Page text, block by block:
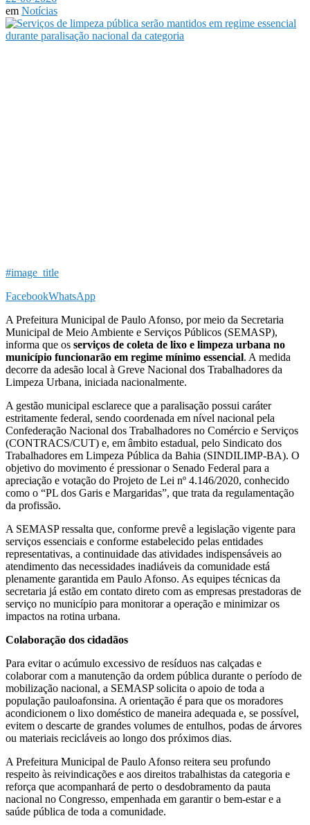
em Notícias
#image_title
FacebookWhatsApp
A Prefeitura Municipal de Paulo Afonso, por meio da Secretaria
Municipal de Meio Ambiente e Serviços Públicos (SEMASP),
informa que os serviços de coleta de lixo e limpeza urbana no
município funcionarão em regime mínimo essencial. A medida
decorre da adesão local à Greve Nacional dos Trabalhadores da
Limpeza Urbana, iniciada nacionalmente.
A gestão municipal esclarece que a paralisação possui caráter
estritamente federal, sendo coordenada em nível nacional pela
Confederação Nacional dos Trabalhadores no Comércio e Serviços
(CONTRACS/CUT) e, em âmbito estadual, pelo Sindicato dos
Trabalhadores em Limpeza Pública da Bahia (SINDILIMP-BA). O
objetivo do movimento é pressionar o Senado Federal para a
apreciação e votação do Projeto de Lei nº 4.146/2020, conhecido
como o “PL dos Garis e Margaridas”, que trata da regulamentação
da profissão.
A SEMASP ressalta que, conforme prevê a legislação vigente para
serviços essenciais e conforme estabelecido pelas entidades
representativas, a continuidade das atividades indispensáveis ao
atendimento das necessidades inadiáveis da comunidade está
plenamente garantida em Paulo Afonso. As equipes técnicas da
secretaria já estão em contato direto com as empresas prestadoras de
serviço no município para monitorar a operação e minimizar os
impactos na rotina urbana.
Colaboração dos cidadãos
Para evitar o acúmulo excessivo de resíduos nas calçadas e
colaborar com a manutenção da ordem pública durante o período de
mobilização nacional, a SEMASP solicita o apoio de toda a
população pauloafonsina. A orientação é para que os moradores
acondicionem o lixo doméstico de maneira adequada e, se possível,
evitem o descarte de grandes volumes de entulhos, podas de árvores
ou materiais recicláveis ao longo dos próximos dias.
A Prefeitura Municipal de Paulo Afonso reitera seu profundo
respeito às reivindicações e aos direitos trabalhistas da categoria e
reforça que acompanhará de perto o desdobramento da pauta
nacional no Congresso, empenhada em garantir o bem-estar e a
saúde pública de toda a comunidade.